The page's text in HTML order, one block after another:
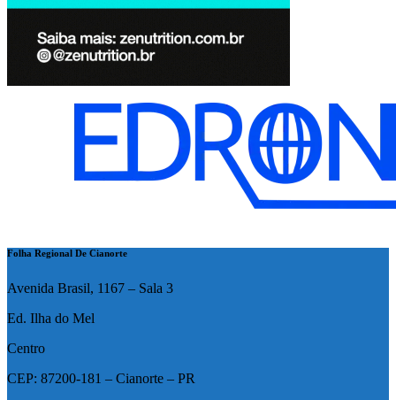
Folha Regional De Cianorte
Avenida Brasil, 1167 – Sala 3
Ed. Ilha do Mel
Centro
CEP: 87200-181 – Cianorte – PR